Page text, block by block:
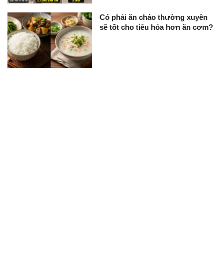
Có phải ăn cháo thường xuyên
sẽ tốt cho tiêu hóa hơn ăn cơm?